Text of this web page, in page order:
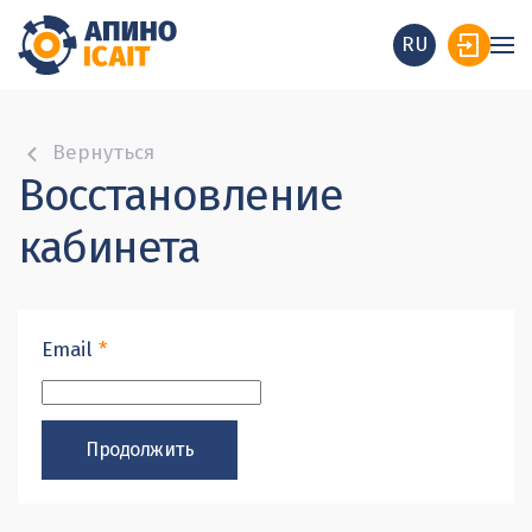
RU
Вернуться
Восстановление
кабинета
Email *
Продолжить